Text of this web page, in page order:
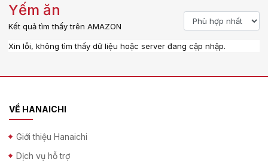
Yếm ăn
Kết quả tìm thấy trên AMAZON
Xin lỗi, không tìm thấy dữ liệu hoặc server đang cập nhập.
VỀ HANAICHI
Giới thiệu Hanaichi
Dịch vụ hỗ trợ